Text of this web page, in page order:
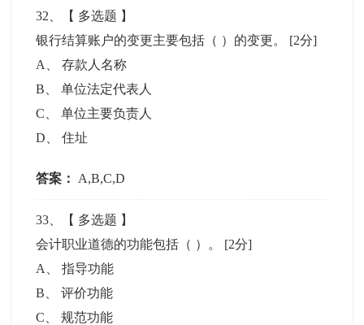
32 、【 多选题 】
银行结算账户的变更主要包括（ ）的变更。 [2分]
A
、存款人名称
B 、单位法定代表人
C 、单位主要负责人
D 、住址
答案： A,B,C,D
33 、【 多选题 】
会计职业道德的功能包括（ ）。 [2分]
A
、指导功能
B 、评价功能
C 、规范功能